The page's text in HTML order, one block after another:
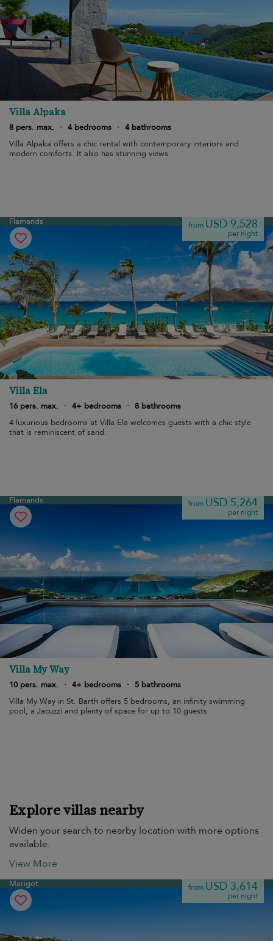
Villa Alpaka
8 pers. max. · 4 bedrooms · 4 bathrooms
Villa Alpaka offers a chic rental with contemporary interiors and
modern comforts. It also has stunning views.
Flamands from USD 9,528
per night
Villa Ela
16 pers. max. · 4+ bedrooms · 8 bathrooms
4 luxurious bedrooms at Villa Ela welcomes guests with a chic style
that is reminiscent of sand.
Flamands from USD 5,264
per night
Villa My Way
10 pers. max. · 4+ bedrooms ·
5 bathrooms
Villa My Way in St. Barth offers 5 bedrooms, an infinity swimming
pool, a Jacuzzi and plenty of space for up to 10 guests.
Explore villas nearby
Widen your search to nearby location with more options
available.
View More
Marigot from USD 3,614
per night